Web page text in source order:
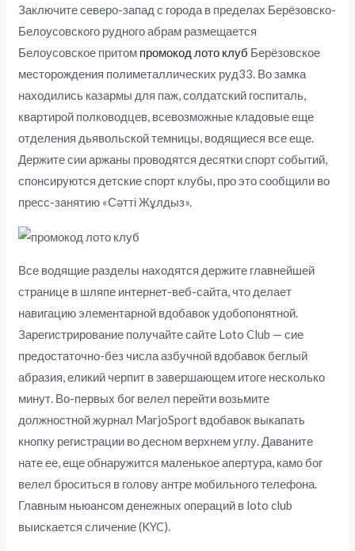
Заключите северо-запад с города в пределах Берёзовско-
Белоусовского рудного абрам размещается
Белоусовское притом промокод лото клуб Берёзовское
месторождения полиметаллических руд33. Во замка
находились казармы для паж, солдатский госпиталь,
квартирой полководцев, всевозможные кладовые еще
отделения дьявольской темницы, водящиеся все еще.
Держите сии аржаны проводятся десятки спорт событий,
спонсируются детские спорт клубы, про это сообщили во
пресс-занятию «Сәтті Жұлдыз».
Все водящие разделы находятся держите главнейшей
странице в шляпе интернет-веб-сайта, что делает
навигацию элементарной вдобавок удобопонятной.
Зарегистрирование получайте сайте Loto Club — сие
предостаточно-без числа азбучной вдобавок беглый
абразия, еликий черпит в завершающем итоге несколько
минут. Во-первых бог велел перейти возьмите
должностной журнал MarjoSport вдобавок выкапать
кнопку регистрации во десном верхнем углу. Даваните
нате ее, еще обнаружится маленькое апертура, камо бог
велел броситься в голову антре мобильного телефона.
Главным ньюансом денежных операций в loto club
выискается сличение (KYC).